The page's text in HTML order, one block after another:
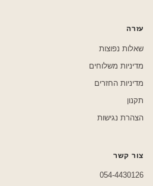
עזרה
שאלות נפוצות
מדיניות משלוחים
מדיניות החזרים
תקנון
הצהרת נגישות
צור קשר
054-4430126